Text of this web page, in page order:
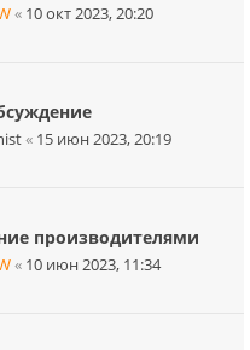
« 10 окт 2023, 20:20
« 15 июн 2023, 20:19
производителями
« 10 июн 2023, 11:34